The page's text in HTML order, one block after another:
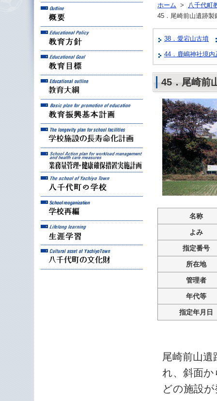
教育目標
教育大綱
教育振興基本計画
学校施設の長寿命化計
業務量管理・健康確保
八千代町の学校
生涯学習
八千代町の文化財
ホーム >
八千代町
45．尾崎前山遺跡製
38．愛宕山古墳
44．鹿嶋神社境
45．尾崎前
名称
よみ
指定番号
所在地
管理者
年代等
指定年月日
尾崎前山
れ、斜面
どの施設